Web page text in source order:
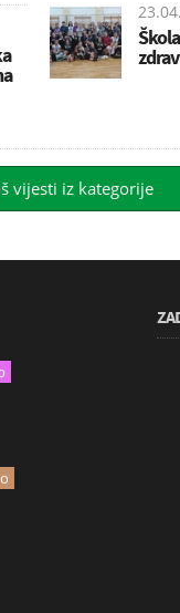
vijesti iz kategorije